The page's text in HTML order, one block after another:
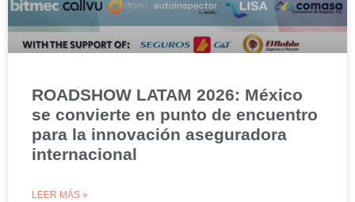
ROADSHOW LATAM 2026: México
se convierte en punto de encuentro
para la innovación aseguradora
internacional
LEER MÁS »